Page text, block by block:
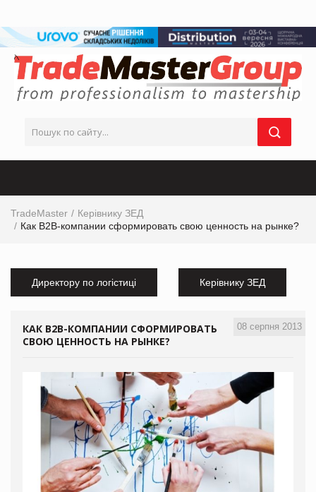
TradeMaster
Керівнику ЗЕД
Как B2B-компании сформировать свою ценность на рынке?
Директору по логістиці Керівнику ЗЕД
08 серпня 2013
КАК B2B-КОМПАНИИ СФОРМИРОВАТЬ
СВОЮ ЦЕННОСТЬ НА РЫНКЕ?